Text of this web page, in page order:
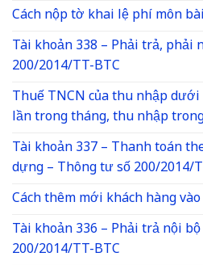
Cách nộp tờ khai lệ phí môn
Tài khoản 338 – Phải trả, phải
200/2014/TT-BTC
Thuế TNCN của thu nhập
lần trong tháng, thu nhập
Tài khoản 337 – Thanh toán
dựng – Thông tư số 200/2014/
Cách thêm mới khách hàng
Tài khoản 336 – Phải trả nội
200/2014/TT-BTC